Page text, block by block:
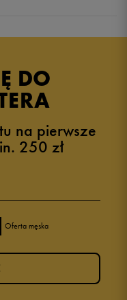
DO
na pierwsze
250 zł
Oferta męska